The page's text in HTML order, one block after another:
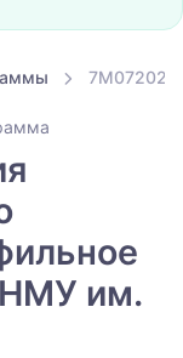
7M07202
им.